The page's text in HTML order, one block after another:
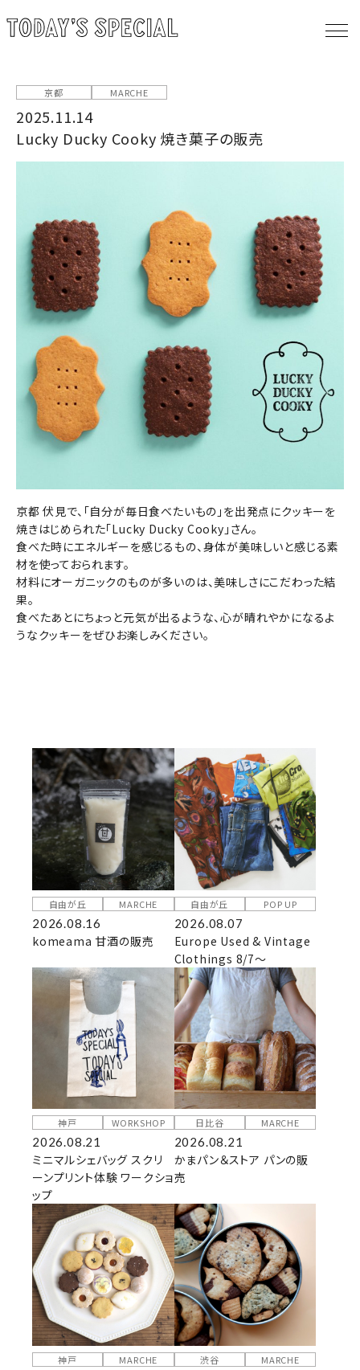
京都 MARCHE
2025.11.14
Lucky Ducky Cooky 焼き菓子の販売
京都 伏見で、「自分が毎日食べたいもの」を出発点にクッキーを
焼きはじめられた「Lucky Ducky Cooky」さん。
食べた時にエネルギーを感じるもの、身体が美味しいと感じる素
材を使っておられます。
材料にオーガニックのものが多いのは、美味しさにこだわった結
果。
食べたあとにちょっと元気が出るような、心が晴れやかになるよ
うなクッキーをぜひお楽しみください。
自由が丘 MARCHE
2026.08.16
komeama 甘酒の販売
自由が丘 POP UP
2026.08.07
Europe Used & Vintage
Clothings 8/7～
神戸 WORKSHOP
2026.08.21
ミニマルシェバッグ スクリ
ーンプリント体験 ワークショ
ップ
日比谷 MARCHE
2026.08.21
かまパン＆ストア パンの販
売
神戸 MARCHE 渋谷 MARCHE